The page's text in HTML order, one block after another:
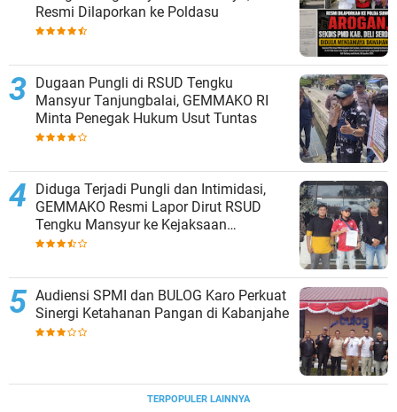
Resmi Dilaporkan ke Poldasu
Dugaan Pungli di RSUD Tengku
Mansyur Tanjungbalai, GEMMAKO RI
Minta Penegak Hukum Usut Tuntas
Diduga Terjadi Pungli dan Intimidasi,
GEMMAKO Resmi Lapor Dirut RSUD
Tengku Mansyur ke Kejaksaan
Tanjungbalai
Audiensi SPMI dan BULOG Karo Perkuat
Sinergi Ketahanan Pangan di Kabanjahe
TERPOPULER LAINNYA